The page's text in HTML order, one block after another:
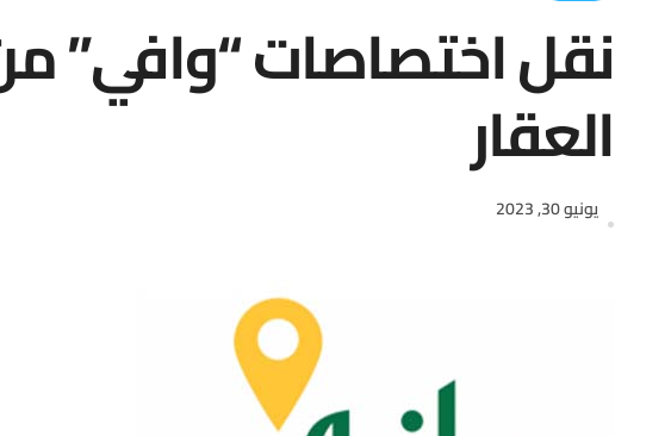
نقل اختصاصات “وافي”
العقار
يونيو 30, 2023